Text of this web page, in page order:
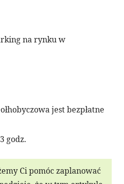
na rynku w
jest bezpłatne
godz.
Ci pomóc zaplanować